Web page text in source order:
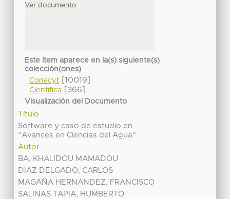
Ver documento
Este ítem aparece en la(s) siguiente(s)
colección(ones)
Conacyt[10019]
Científica[366]
Visualización del Documento
Título
Software y caso de estudio en
“Avances en Ciencias del Agua”
Autor
BA, KHALIDOU MAMADOU
DIAZ DELGADO, CARLOS
MAGAÑA HERNANDEZ, FRANCISCO
SALINAS TAPIA, HUMBERTO